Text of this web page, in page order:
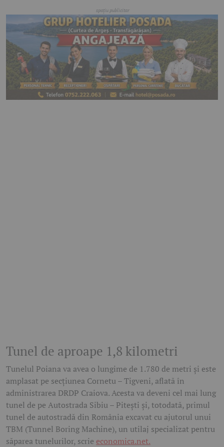
Tunel de aproape 1,8 kilometri
Tunelul Poiana va avea o lungime de 1.780 de metri și este
amplasat pe secțiunea Cornetu – Tigveni, aflată în
administrarea DRDP Craiova. Acesta va deveni cel mai lung
tunel de pe Autostrada Sibiu – Pitești și, totodată, primul
tunel de autostradă din România excavat cu ajutorul unui
TBM (Tunnel Boring Machine), un utilaj specializat pentru
săparea tunelurilor, scrie economica.net.